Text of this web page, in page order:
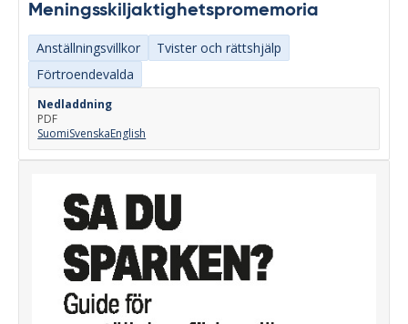
Meningsskiljaktighetspromemoria
Anställningsvillkor
Tvister och rättshjälp
Förtroendevalda
Nedladdning
PDF
SuomiSvenskaEnglish